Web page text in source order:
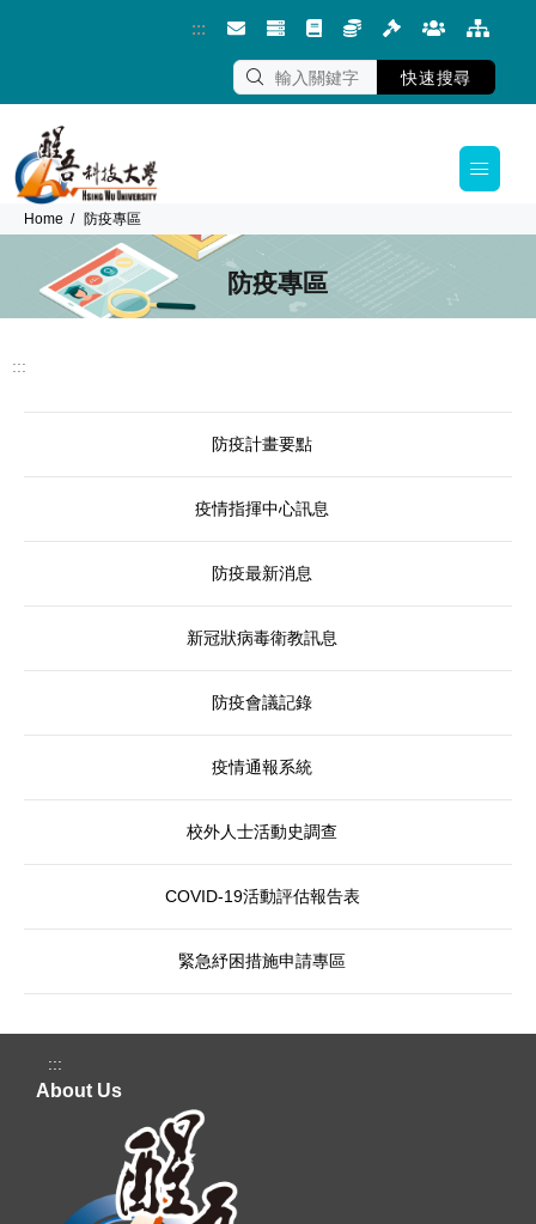
跳到主要內容區塊
:::
快速搜尋
Home 防疫專區
防疫專區
:::
防疫計畫要點
疫情指揮中心訊息
防疫最新消息
新冠狀病毒衛教訊息
防疫會議記錄
疫情通報系統
校外人士活動史調查
COVID-19活動評估報告表
緊急紓困措施申請專區
:::
About Us